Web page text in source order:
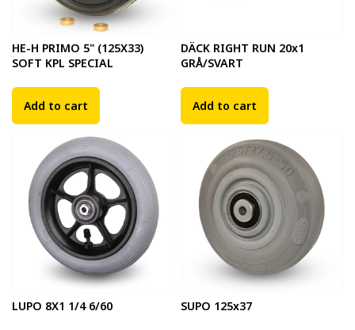
HE-H PRIMO 5" (125X33)
SOFT KPL SPECIAL
Add to cart
DÄCK RIGHT RUN 20x1
GRÅ/SVART
Add to cart
LUPO 8X1 1/4 6/60 SUPO 125x37